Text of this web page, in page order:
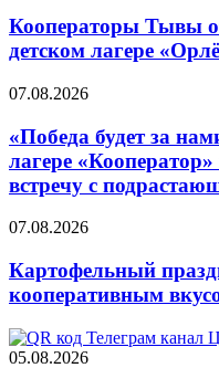
Кооператоры Тывы
детском лагере
07.08.2026
«Победа будет за
лагере
встречу с
07.08.2026
Картофельный
кооперативным
05.08.2026